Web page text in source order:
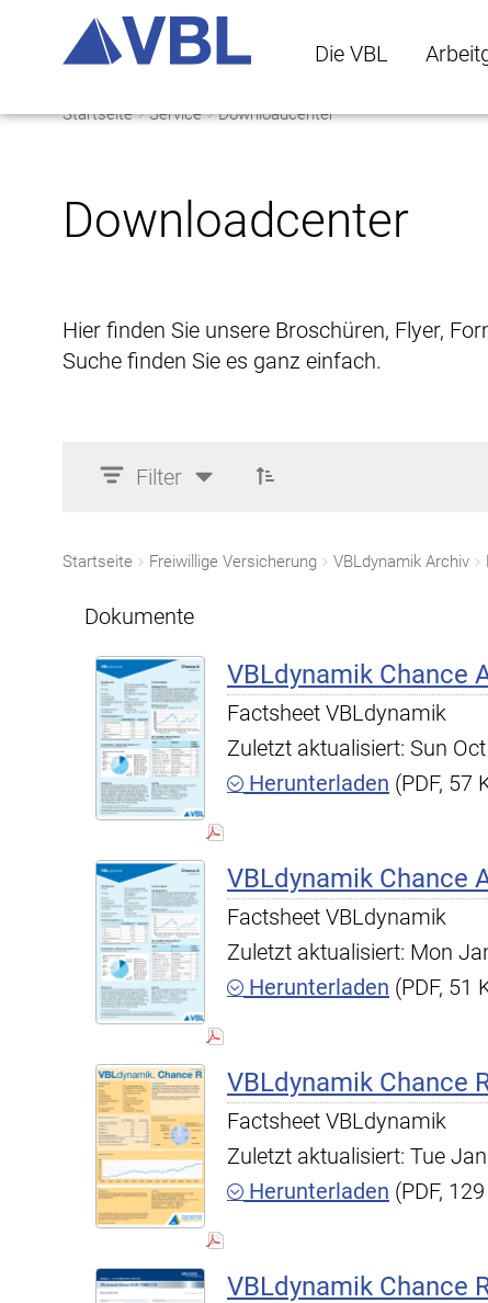
Die VBL
Startseite Service Downloadcenter
Downloadcenter
Hier finden Sie unsere Broschüren, Flyer,
Suche finden Sie es ganz einfach.
Filter
Startseite Freiwillige Versicherung VBLdynamik Archiv
Dokumente
VBLdynamik Chance
Factsheet VBLdynamik
Zuletzt aktualisiert: Sun
Herunterladen (PDF, 57
VBLdynamik Chance
Factsheet VBLdynamik
Zuletzt aktualisiert: Mon
Herunterladen (PDF, 51
VBLdynamik Chance
Factsheet VBLdynamik
Zuletzt aktualisiert: Tue
Herunterladen (PDF,
VBLdynamik Chance